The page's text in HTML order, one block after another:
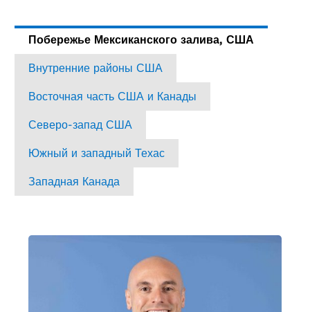
Побережье Мексиканского залива, США
Внутренние районы США
Восточная часть США и Канады
Северо-запад США
Южный и западный Техас
Западная Канада